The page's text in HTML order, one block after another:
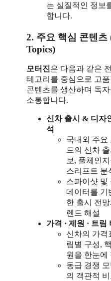
는 실질적인 정보
합니다.
2. 주요 핵심 콘텐츠
Topics)
모터진은 다음과 같은
테고리를 중심으로 고품
콘텐츠를 생산하며 독
소통합니다.
신차 출시 & 디자
석
국내외 주요
드의 신차
보, 풀체인지
스리프트 분
스파이샷 및
데이터를 기
한 출시 전
렌드 해설
가격 · 제원 · 트림
신차의 가격
림별 구성,
원을 한눈에
동급 경쟁
의 객관적